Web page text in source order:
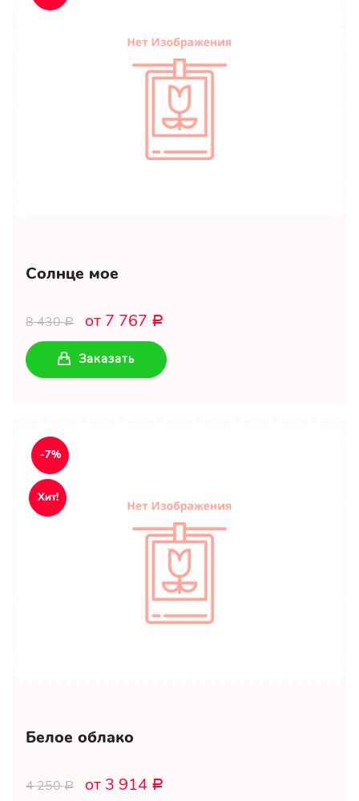
Солнце мое
8 430Р от 7 767 Р
Заказать
-7%
Хит!
Белое облако
4 250Р от 3 914 Р